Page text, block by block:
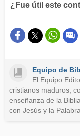
¿Fue útil este
Este contenido
Otro
Equipo de
El Equipo
cristianos maduros,
enseñanza de la
con Jesús y la